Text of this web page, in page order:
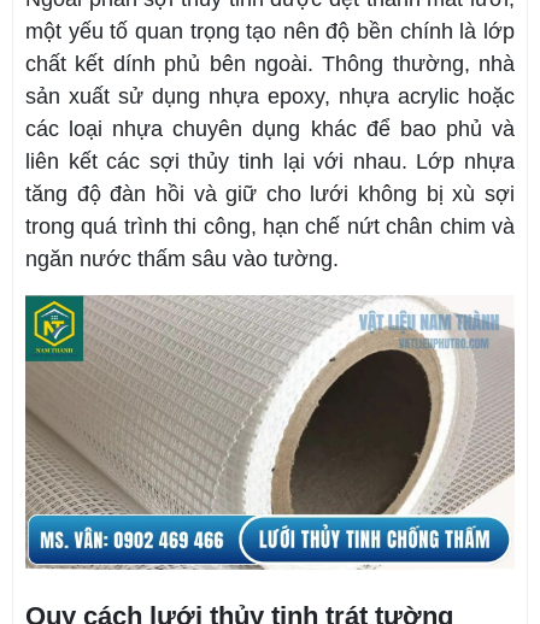
một yếu tố quan trọng tạo nên độ bền chính là lớp
chất kết dính phủ bên ngoài. Thông thường, nhà
sản xuất sử dụng nhựa epoxy, nhựa acrylic hoặc
các loại nhựa chuyên dụng khác để bao phủ và
liên kết các sợi thủy tinh lại với nhau. Lớp nhựa
tăng độ đàn hồi và giữ cho lưới không bị xù sợi
trong quá trình thi công, hạn chế nứt chân chim và
ngăn nước thấm sâu vào tường.
Quy cách lưới thủy tinh trát tường